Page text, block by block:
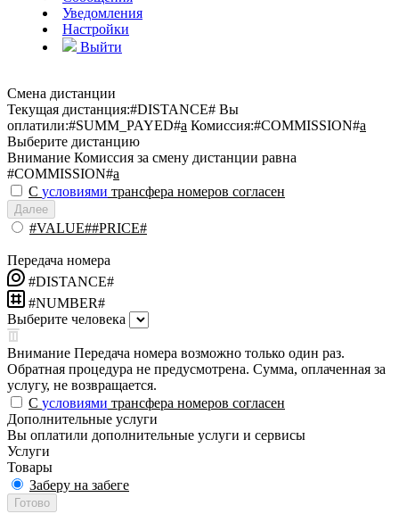
Уведомления
Настройки
Выйти
Смена дистанции
Текущая дистанция:#DISTANCE# Вы
оплатили:#SUMM_PAYED#a Комиссия:#COMMISSION#a
Выберите дистанцию
Внимание Комиссия за смену дистанции равна
#COMMISSION#a
С условиями трансфера номеров согласен
Далее
#VALUE##PRICE#
Передача номера
#DISTANCE#
#NUMBER#
Выберите человека
Внимание Передача номера возможно только один раз.
Обратная процедура не предусмотрена. Сумма, оплаченная за
услугу, не возвращается.
С условиями трансфера номеров согласен
Дополнительные услуги
Вы оплатили дополнительные услуги и сервисы
Услуги
Товары
Заберу на забеге
Готово